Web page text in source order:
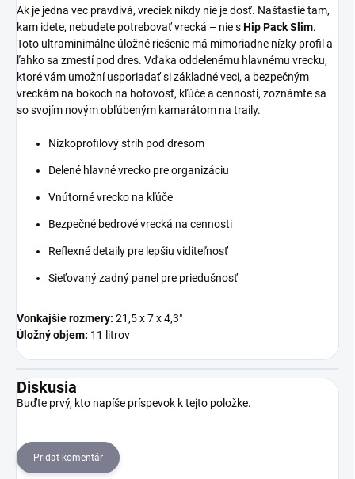
Ak je jedna vec pravdivá, vreciek nikdy nie je dosť. Našťastie tam,
kam idete, nebudete potrebovať vrecká – nie sHip Pack Slim.
Toto ultraminimálne úložné riešenie má mimoriadne nízky profil a
ľahko sa zmestí pod dres. Vďaka oddelenému hlavnému vrecku,
ktoré vám umožní usporiadať si základné veci, a bezpečným
vreckám na bokoch na hotovosť, kľúče a cennosti, zoznámte sa
so svojím novým obľúbeným kamarátom na traily.
Nízkoprofilový strih pod dresom
Delené hlavné vrecko pre organizáciu
Vnútorné vrecko na kľúče
Bezpečné bedrové vrecká na cennosti
Reflexné detaily pre lepšiu viditeľnosť
Sieťovaný zadný panel pre priedušnosť
Vonkajšie rozmery: 21,5 x 7 x 4,3"
Úložný objem: 11 litrov
Diskusia
Buďte prvý, kto napíše príspevok k tejto položke.
Pridať komentár